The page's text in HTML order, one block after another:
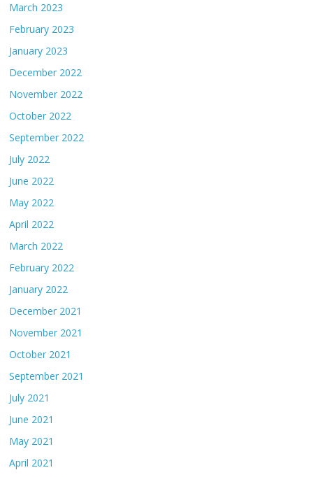
March 2023
February 2023
January 2023
December 2022
November 2022
October 2022
September 2022
July 2022
June 2022
May 2022
April 2022
March 2022
February 2022
January 2022
December 2021
November 2021
October 2021
September 2021
July 2021
June 2021
May 2021
April 2021